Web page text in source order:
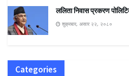
ललिता निवास प्रकरण
शुक्रबार, असार २२, २०८०
Categories